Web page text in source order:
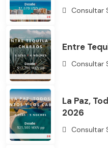
Consultar
Entre
Consultar
La Paz,
2026
Consultar